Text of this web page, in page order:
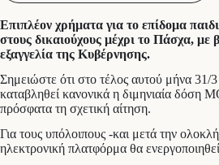
Επιπλέον χρήματα για το επίδομα
στους δικαιούχους μέχρι το Πάσχα,
εξαγγελία της Κυβέρνησης.
Σημειώστε ότι στο τέλος αυτού μήνα
καταβληθεί κανονικά η διμηνιαία
πρόσφατα τη σχετική αίτηση.
Για τους υπόλοιπους -και μετά την
ηλεκτρονική πλατφόρμα θα